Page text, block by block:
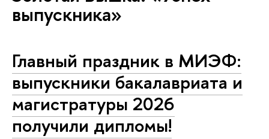
выпускника»
Главный праздник в МИЭФ:
выпускники бакалавриата и
магистратуры 2026
получили дипломы!